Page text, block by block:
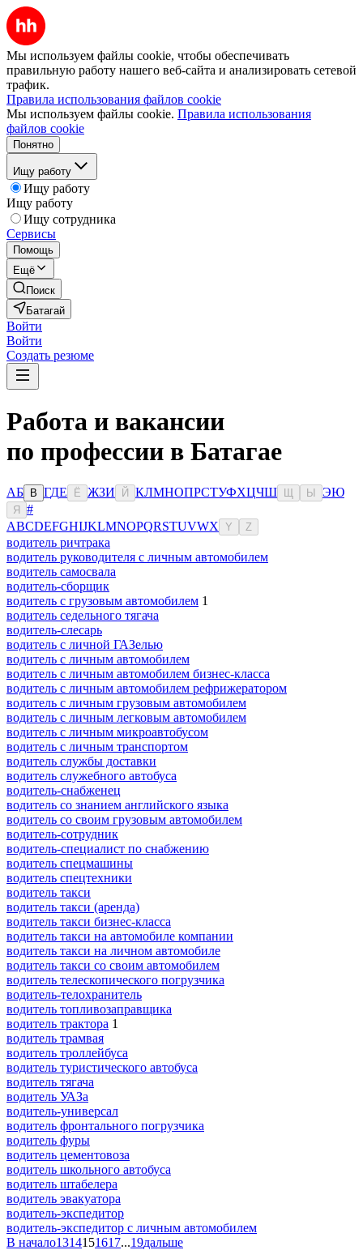
Мы используем файлы cookie, чтобы обеспечивать
правильную работу нашего веб-сайта и анализировать сетевой
трафик.
Правила использования файлов cookie
Мы используем файлы cookie. Правила использования
файлов cookie
Понятно
Ищу работу
Ищу работу
Ищу работу
Ищу сотрудника
Сервисы
Помощь
Ещё
Поиск
Батагай
Войти
Войти
Создать резюме
Работа и вакансии
по профессии в Батагае
АБ В ГДЕ Ё ЖЗИ Й КЛМНОПРСТУФХЦЧШ Ы ЭЮ
Я
#
ABCDEFGHIJKLMNOPQRSTUVWX Y Z
водитель ричтрака
водитель руководителя с личным автомобилем
водитель самосвала
водитель-сборщик
водитель с грузовым автомобилем 1
водитель седельного тягача
водитель-слесарь
водитель с личной ГАЗелью
водитель с личным автомобилем
водитель с личным автомобилем бизнес-класса
водитель с личным автомобилем рефрижератором
водитель с личным грузовым автомобилем
водитель с личным легковым автомобилем
водитель с личным микроавтобусом
водитель с личным транспортом
водитель службы доставки
водитель служебного автобуса
водитель-снабженец
водитель со знанием английского языка
водитель со своим грузовым автомобилем
водитель-сотрудник
водитель-специалист по снабжению
водитель спецмашины
водитель спецтехники
водитель такси
водитель такси (аренда)
водитель такси бизнес-класса
водитель такси на автомобиле компании
водитель такси на личном автомобиле
водитель такси со своим автомобилем
водитель телескопического погрузчика
водитель-телохранитель
водитель топливозаправщика
водитель трактора 1
водитель трамвая
водитель троллейбуса
водитель туристического автобуса
водитель тягача
водитель УАЗа
водитель-универсал
водитель фронтального погрузчика
водитель фуры
водитель цементовоза
водитель школьного автобуса
водитель штабелера
водитель эвакуатора
водитель-экспедитор
водитель-экспедитор c личным автомобилем
В начало1314151617...19дальше